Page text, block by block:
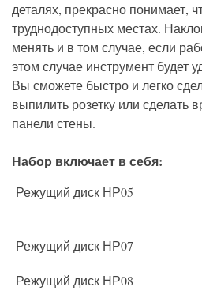
деталях, прекрасно понимает,
труднодоступных местах.
менять и в том случае, если
этом случае инструмент будет
Вы сможете быстро и легко
выпилить розетку или сделать
панели стены.
Набор включает в себя:
Режущий диск НР05
Режущий диск НР07
Режущий диск НР08